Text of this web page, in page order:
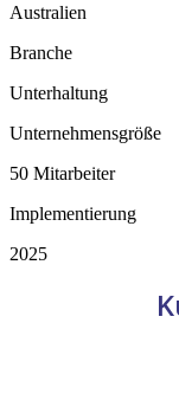
Australien
Branche
Unterhaltung
Unternehmensgröße
50 Mitarbeiter
Implementierung
2025